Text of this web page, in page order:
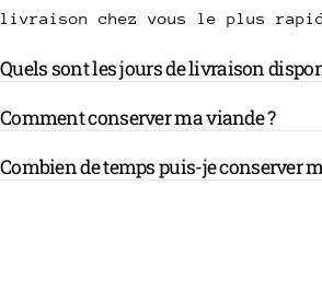
livraison chez vous le plus
Quels sont les jours de livraison
Comment conserver ma viande ?
Combien de temps puis-je conserver